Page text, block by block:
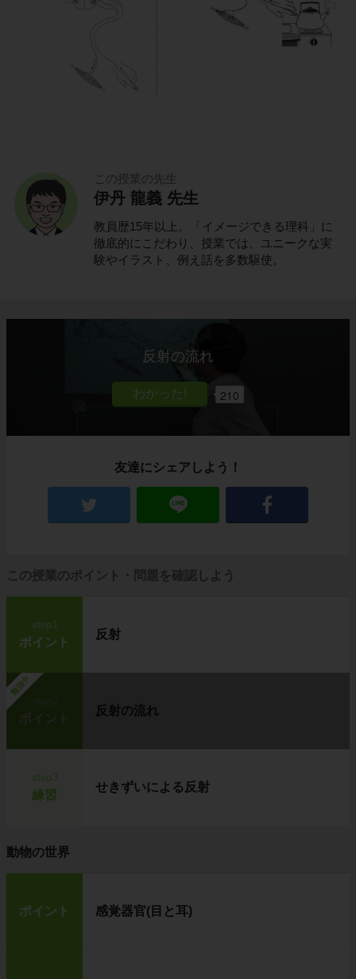
この授業の先生
伊丹 龍義 先生
教員歴15年以上。「イメージできる理科」に
徹底的にこだわり、授業では、ユニークな実
験やイラスト、例え話を多数駆使。
反射の流れ
210
友達にシェアしよう！
この授業のポイント・問題を確認しよう
step1
ポイント
反射
勉強中
ポイント
反射の流れ
練習
せきずいによる反射
動物の世界
ポイント 感覚器官(目と耳)